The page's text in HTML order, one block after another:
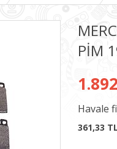
PİM
Havale
361,33 TL